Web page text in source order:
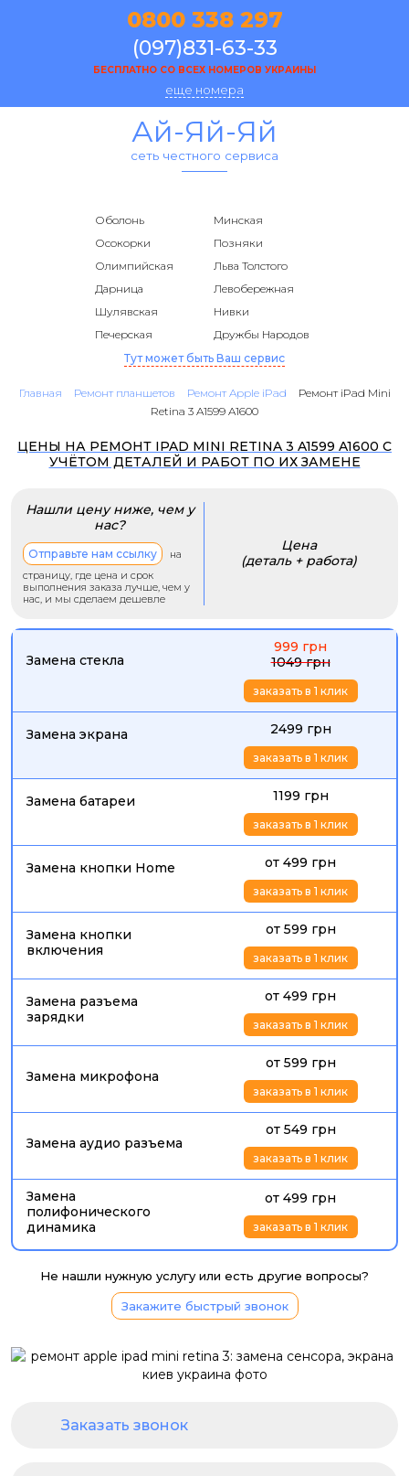
0800 338 297
(097)831-63-33
БЕСПЛАТНО СО ВСЕХ НОМЕРОВ УКРАИНЫ
еще номера
Ай-Яй-Яй
сеть честного сервиса
Оболонь
Минская
Осокорки
Позняки
Олимпийская
Льва Толстого
Дарница
Левобережная
Шулявская
Нивки
Печерская
Дружбы Народов
Тут может быть Ваш сервис
Главная Ремонт планшетов Ремонт Apple iPad
Ремонт iPad Mini
Retina 3 A1599 A1600
ЦЕНЫ НА РЕМОНТ IPAD MINI RETINA 3 A1599 A1600 С
УЧЁТОМ ДЕТАЛЕЙ И РАБОТ ПО ИХ ЗАМЕНЕ
Нашли цену ниже, чем у
нас?
Отправьте нам ссылку
на
страницу, где цена и срок
выполнения заказа лучше, чем у
нас, и мы сделаем дешевле
Цена
(деталь + работа)
Замена стекла
999 грн
1049 грн
заказать в 1 клик
Замена экрана 2499 грн
заказать в 1 клик
Замена батареи 1199 грн
заказать в 1 клик
Замена кнопки Home от 499 грн
заказать в 1 клик
Замена кнопки
включения
от 599 грн
заказать в 1 клик
Замена разъема
зарядки
от 499 грн
заказать в 1 клик
Замена микрофона
от 599 грн
заказать в 1 клик
Замена аудио разъема
от 549 грн
заказать в 1 клик
Замена
полифонического
динамика
от 499 грн
заказать в 1 клик
Не нашли нужную услугу или есть другие вопросы?
Закажите быстрый звонок
Заказать звонок